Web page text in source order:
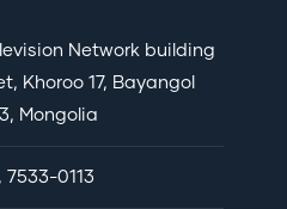
Network building
Khoroo 17, Bayangol
Mongolia
7533-0113